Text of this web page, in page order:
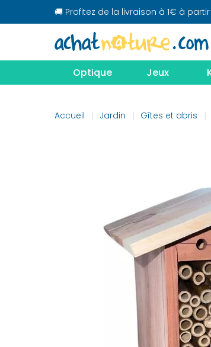
🚚 Profitez de la livraison à 1€ à
Optique Jeux
Accueil Jardin Gîtes et abris